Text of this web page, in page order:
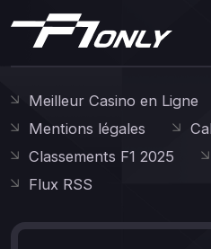
Meilleur Casino en Ligne
Mentions légales
Classements F1 2025
Flux RSS